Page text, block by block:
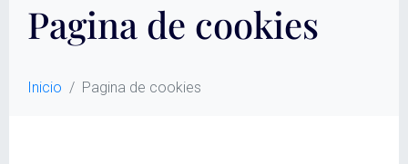
Pagina de cookies
Inicio Pagina de cookies